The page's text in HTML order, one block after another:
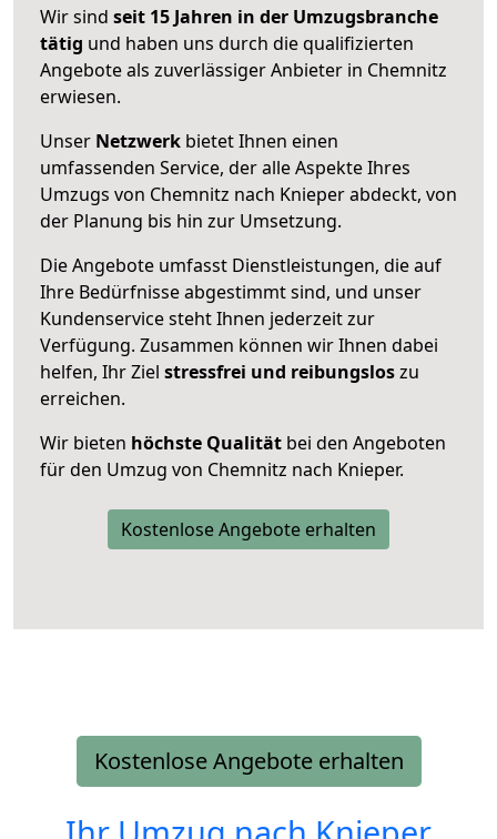
Wir sind seit 15 Jahren in der Umzugsbranche
tätig und haben uns durch die qualifizierten
Angebote als zuverlässiger Anbieter in Chemnitz
erwiesen.
Unser Netzwerk bietet Ihnen einen
umfassenden Service, der alle Aspekte Ihres
Umzugs von Chemnitz nach Knieper abdeckt, von
der Planung bis hin zur Umsetzung.
Die Angebote umfasst Dienstleistungen, die auf
Ihre Bedürfnisse abgestimmt sind, und unser
Kundenservice steht Ihnen jederzeit zur
Verfügung. Zusammen können wir Ihnen dabei
helfen, Ihr Ziel stressfrei und reibungsloszu
erreichen.
Wir bieten höchste Qualität bei den Angeboten
für den Umzug von Chemnitz nach Knieper.
Kostenlose Angebote erhalten
Kostenlose Angebote erhalten